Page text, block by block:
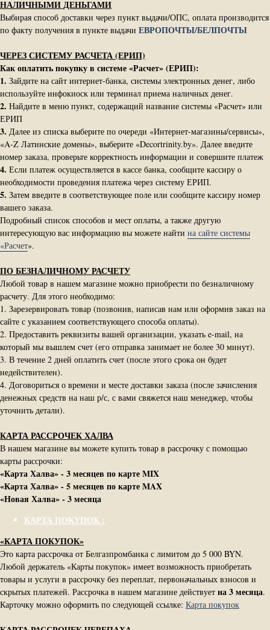
НАЛИЧНЫМИ ДЕНЬГАМИ
Выбирая способ доставки через пункт выдачи/ОПС, оплата производится
по факту получения в пункте выдачи ЕВРОПОЧТЫ/БЕЛПОЧТЫ
ЧЕРЕЗ СИСТЕМУ РАСЧЕТА (ЕРИП)
Как оплатить покупку в системе «Расчет» (ЕРИП):
1. Зайдите на сайт интернет-банка, системы электронных денег, либо
используйте инфокиоск или терминал приема наличных денег.
2. Найдите в меню пункт, содержащий название системы «Расчет» или
ЕРИП
3. Далее из списка выберите по очереди «Интернет-магазины/сервисы»,
«A-Z Латинские домены», выберите «Decortrinity.by». Далее введите
номер заказа, проверьте корректность информации и совершите платеж
4. Если платеж осуществляется в кассе банка, сообщите кассиру о
необходимости проведения платежа через систему ЕРИП.
5. Затем введите в соответствующее поле или сообщите кассиру номер
вашего заказа.
Подробный список способов и мест оплаты, а также другую
интересующую вас информацию вы можете найти на сайте системы
«Расчет».
ПО БЕЗНАЛИЧНОМУ РАСЧЕТУ
Любой товар в нашем магазине можно приобрести по безналичному
расчету. Для этого необходимо:
1. Зарезервировать товар (позвонив, написав нам или оформив заказ на
сайте с указанием соответствующего способа оплаты).
2. Предоставить реквизиты вашей организации, указать e-mail, на
который мы вышлем счет (его отправка занимает не более 30 минут).
3. В течение 2 дней оплатить счет (после этого срока он будет
недействителен).
4. Договориться о времени и месте доставки заказа (после зачисления
денежных средств на наш р/с, с вами свяжется наш менеджер, чтобы
уточнить детали).
КАРТА РАССРОЧЕК ХАЛВА
В нашем магазине вы можете купить товар в рассрочку с помощью
карты рассрочки:
«Карта Халва» - 3 месяцев по карте MIX
«Карта Халва» - 5 месяцев по карте MAX
«Новая Халва» - 3 месяца
КАРТА ПОКУПОК :
«КАРТА ПОКУПОК»
Это карта рассрочка от Белгазпромбанка с лимитом до 5 000 BYN.
Любой держатель «Карты покупок» имеет возможность приобретать
товары и услуги в рассрочку без переплат, первоначальных взносов и
скрытых платежей. Рассрочка в нашем магазине действует на 3 месяца.
Карточку можно оформить по следующей ссылке: Карта покупок